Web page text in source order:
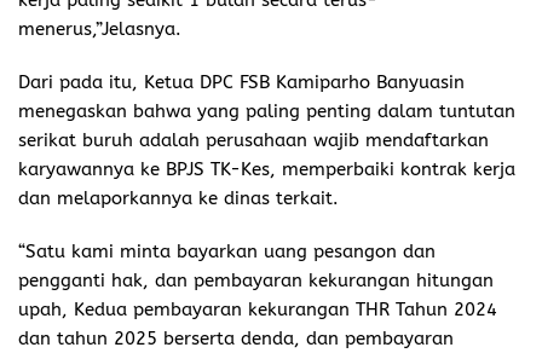
menerus,”Jelasnya.
Dari pada itu, Ketua DPC FSB Kamiparho Banyuasin
menegaskan bahwa yang paling penting dalam tuntutan
serikat buruh adalah perusahaan wajib mendaftarkan
karyawannya ke BPJS TK-Kes, memperbaiki kontrak kerja
dan melaporkannya ke dinas terkait.
“Satu kami minta bayarkan uang pesangon dan
pengganti hak, dan pembayaran kekurangan hitungan
upah, Kedua pembayaran kekurangan THR Tahun 2024
dan tahun 2025 berserta denda, dan pembayaran